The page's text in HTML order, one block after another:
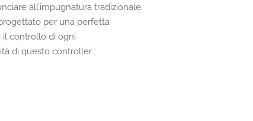
all’impugnatura tradizionale.
per una perfetta
il controllo di ogni
di questo controller.